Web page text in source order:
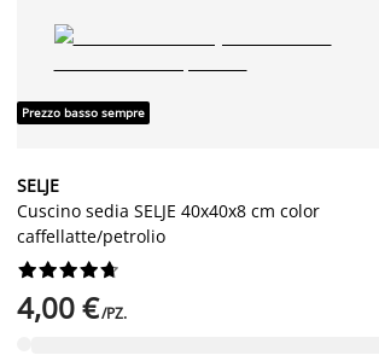
Prezzo basso sempre
SELJE
Cuscino sedia SELJE 40x40x8 cm color
caffellatte/petrolio






4,00 €/PZ.